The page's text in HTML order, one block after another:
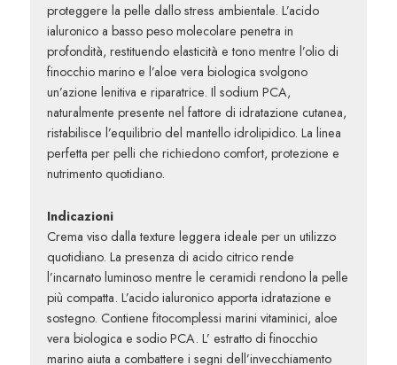
proteggere la pelle dallo stress ambientale. L’acido
ialuronico a basso peso molecolare penetra in
profondità, restituendo elasticità e tono mentre l’olio di
finocchio marino e l’aloe vera biologica svolgono
un’azione lenitiva e riparatrice. Ilsodium PCA,
naturalmente presente nel fattore di idratazione cutanea,
ristabilisce l’equilibrio del mantello idrolipidico. La linea
perfetta per pelli che richiedono comfort, protezione e
nutrimento quotidiano.
Indicazioni
Crema viso dalla texture leggera ideale per un utilizzo
quotidiano. La presenza diacido citrico rende
l’incarnato luminoso mentre leceramidi rendono la pelle
più compatta. L’acido ialuronico apporta idratazione e
sostegno. Contienefitocomplessi marini vitaminici,aloe
vera biologica esodio PCA. L’ estratto difinocchio
marino aiuta a combattere i segni dell’invecchiamento